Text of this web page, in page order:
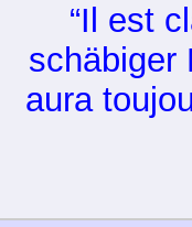
“Il est
schäbiger
aura